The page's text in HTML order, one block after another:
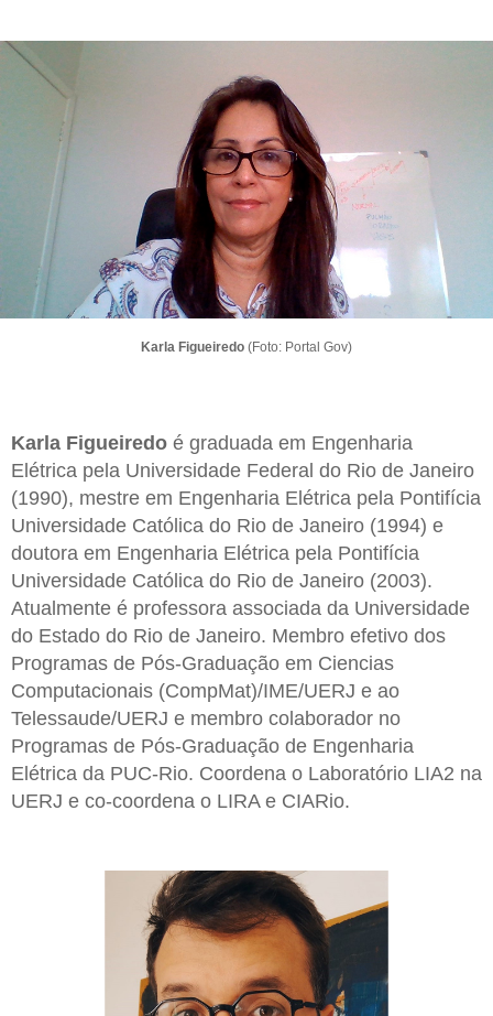
Karla Figueiredo (Foto: Portal Gov)
Karla Figueiredo é graduada em Engenharia
Elétrica pela Universidade Federal do Rio de Janeiro
(1990), mestre em Engenharia Elétrica pela Pontifícia
Universidade Católica do Rio de Janeiro (1994) e
doutora em Engenharia Elétrica pela Pontifícia
Universidade Católica do Rio de Janeiro (2003).
Atualmente é professora associada da Universidade
do Estado do Rio de Janeiro. Membro efetivo dos
Programas de Pós-Graduação em Ciencias
Computacionais (CompMat)/IME/UERJ e ao
Telessaude/UERJ e membro colaborador no
Programas de Pós-Graduação de Engenharia
Elétrica da PUC-Rio. Coordena o Laboratório LIA2 na
UERJ e co-coordena o LIRA e CIARio.